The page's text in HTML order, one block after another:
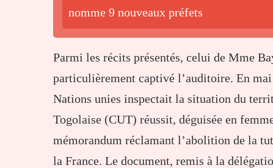
nomme 9 nouveaux préfets
Parmi les récits présentés, celui de Mme
particulièrement captivé l’auditoire. En
Nations unies inspectait la situation du
Togolaise (CUT) réussit, déguisée en
mémorandum réclamant l’abolition de la
la France. Le document, remis à la